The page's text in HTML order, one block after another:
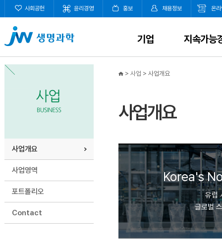
사회공헌 윤리경영 홍보 채용정보 온
기업 지속가능
사업개요
사업영역
포트폴리오
Contact
사업개요
> 사업 > 사업개요
Korea's
유럽
글로벌